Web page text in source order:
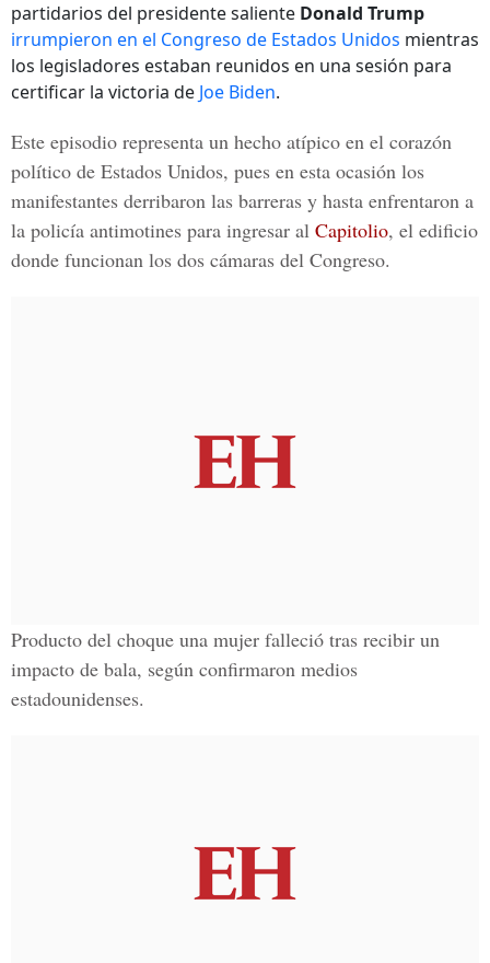
partidarios del presidente saliente Donald Trump
irrumpieron en el Congreso de Estados Unidos mientras
los legisladores estaban reunidos en una sesión para
certificar la victoria de Joe Biden.
Este episodio representa un hecho atípico en el corazón
político de Estados Unidos, pues en esta ocasión los
manifestantes derribaron las barreras y hasta enfrentaron a
la policía antimotines para ingresar al Capitolio, el edificio
donde funcionan los dos cámaras del Congreso.
Producto del choque una mujer falleció tras recibir un
impacto de bala, según confirmaron medios
estadounidenses.